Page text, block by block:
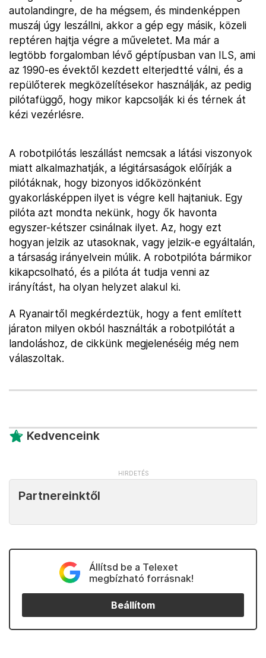
autolandingre, de ha mégsem, és mindenképpen
muszáj úgy leszállni, akkor a gép egy másik, közeli
reptéren hajtja végre a műveletet. Ma már a
legtöbb forgalomban lévő géptípusban van ILS, ami
az 1990-es évektől kezdett elterjedtté válni, és a
repülőterek megközelítésekor használják, az pedig
pilótafüggő, hogy mikor kapcsolják ki és térnek át
kézi vezérlésre.
A robotpilótás leszállást nemcsak a látási viszonyok
miatt alkalmazhatják, a légitársaságok előírják a
pilótáknak, hogy bizonyos időközönként
gyakorlásképpen ilyet is végre kell hajtaniuk. Egy
pilóta azt mondta nekünk, hogy ők havonta
egyszer-kétszer csinálnak ilyet. Az, hogy ezt
hogyan jelzik az utasoknak, vagy jelzik-e egyáltalán,
a társaság irányelvein múlik. A robotpilóta bármikor
kikapcsolható, és a pilóta át tudja venni az
irányítást, ha olyan helyzet alakul ki.
A Ryanairtől megkérdeztük, hogy a fent említett
járaton milyen okból használták a robotpilótát a
landoláshoz, de cikkünk megjelenéséig még nem
válaszoltak.
Kedvenceink
Partnereinktől
Állítsd be a Telexet
megbízható forrásnak!
Beállítom